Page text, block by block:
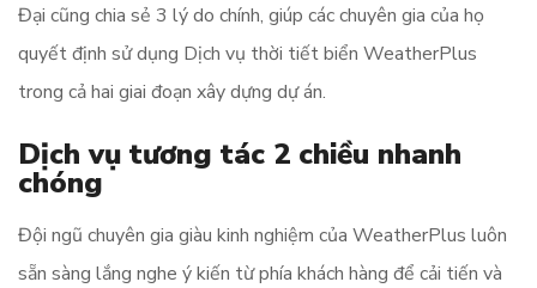
Đại cũng chia sẻ 3 lý do chính, giúp các chuyên gia của họ
quyết định sử dụng Dịch vụ thời tiết biển WeatherPlus
trong cả hai giai đoạn xây dựng dự án.
Dịch vụ tương tác 2 chiều nhanh
chóng
Đội ngũ chuyên gia giàu kinh nghiệm của WeatherPlus luôn
sẵn sàng lắng nghe ý kiến từ phía khách hàng để cải tiến và